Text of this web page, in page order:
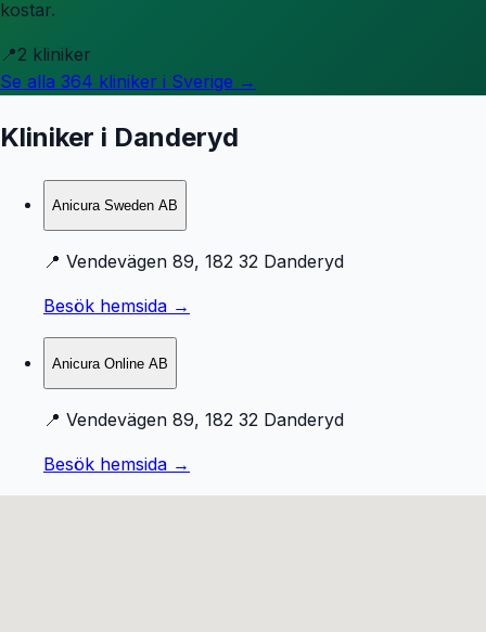
kostar.
📍2 kliniker
Se alla 364 kliniker i Sverige →
Kliniker i Danderyd
Anicura Sweden AB
📍 Vendevägen 89, 182 32 Danderyd
Besök hemsida →
Anicura Online AB
📍 Vendevägen 89, 182 32 Danderyd
Besök hemsida →